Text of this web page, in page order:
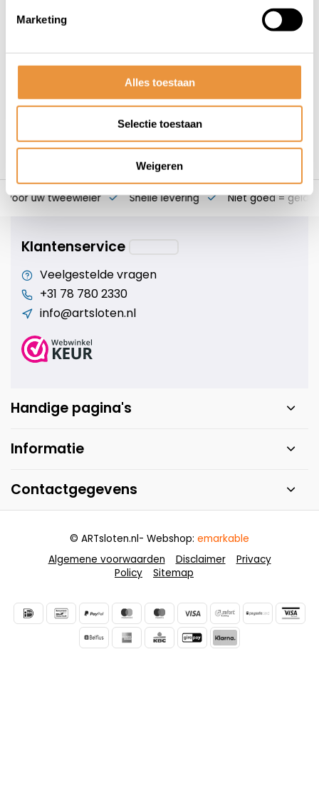
Marketing
Alles toestaan
Selectie toestaan
Weigeren
16,95
voor uw tweewieler Snelle levering Niet goed = geld
Klantenservice
Veelgestelde vragen
+31 78 780 2330
info@artsloten.nl
Handige pagina's
Informatie
Contactgegevens
Algemene voorwaarden Disclaimer
Privacy
Policy
Sitemap
© ARTsloten.nl- Webshop: emarkable